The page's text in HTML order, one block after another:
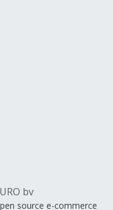
bv
source e-commerce